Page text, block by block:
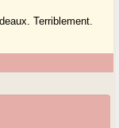
Terriblement.